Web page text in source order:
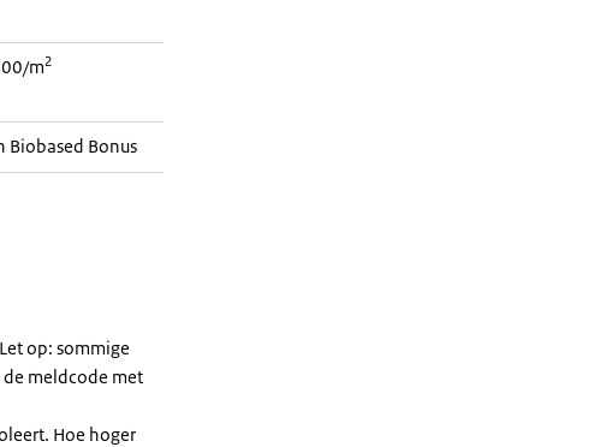
m2
Biobased Bonus
op: sommige
meldcode met
Hoe hoger